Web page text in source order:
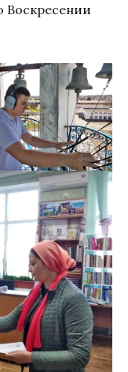
Воскресении